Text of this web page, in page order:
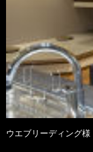
ウエブリーディング